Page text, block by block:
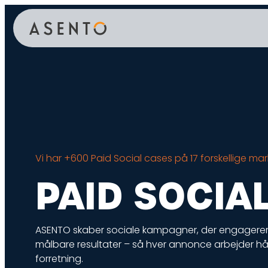
FÅ KORTLAGT DIN AI SYNLIGHED
Pinterest
Vi har +600 Paid Social cases på 17 forskellige
PAID
ASENTO skaber sociale kampagner, der
målbare resultater – så hver annonce arbejder
forretning.